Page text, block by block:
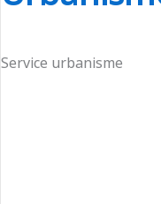
Service urbanisme